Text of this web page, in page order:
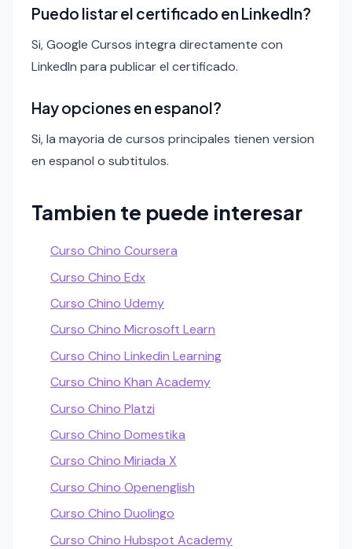
Puedo listar el certificado en LinkedIn?
Si, Google Cursos integra directamente con
LinkedIn para publicar el certificado.
Hay opciones en espanol?
Si, la mayoria de cursos principales tienen version
en espanol o subtitulos.
Tambien te puede interesar
Curso Chino Coursera
Curso Chino Edx
Curso Chino Udemy
Curso Chino Microsoft Learn
Curso Chino Linkedin Learning
Curso Chino Khan Academy
Curso Chino Platzi
Curso Chino Domestika
Curso Chino Miriada X
Curso Chino Openenglish
Curso Chino Duolingo
Curso Chino Hubspot Academy